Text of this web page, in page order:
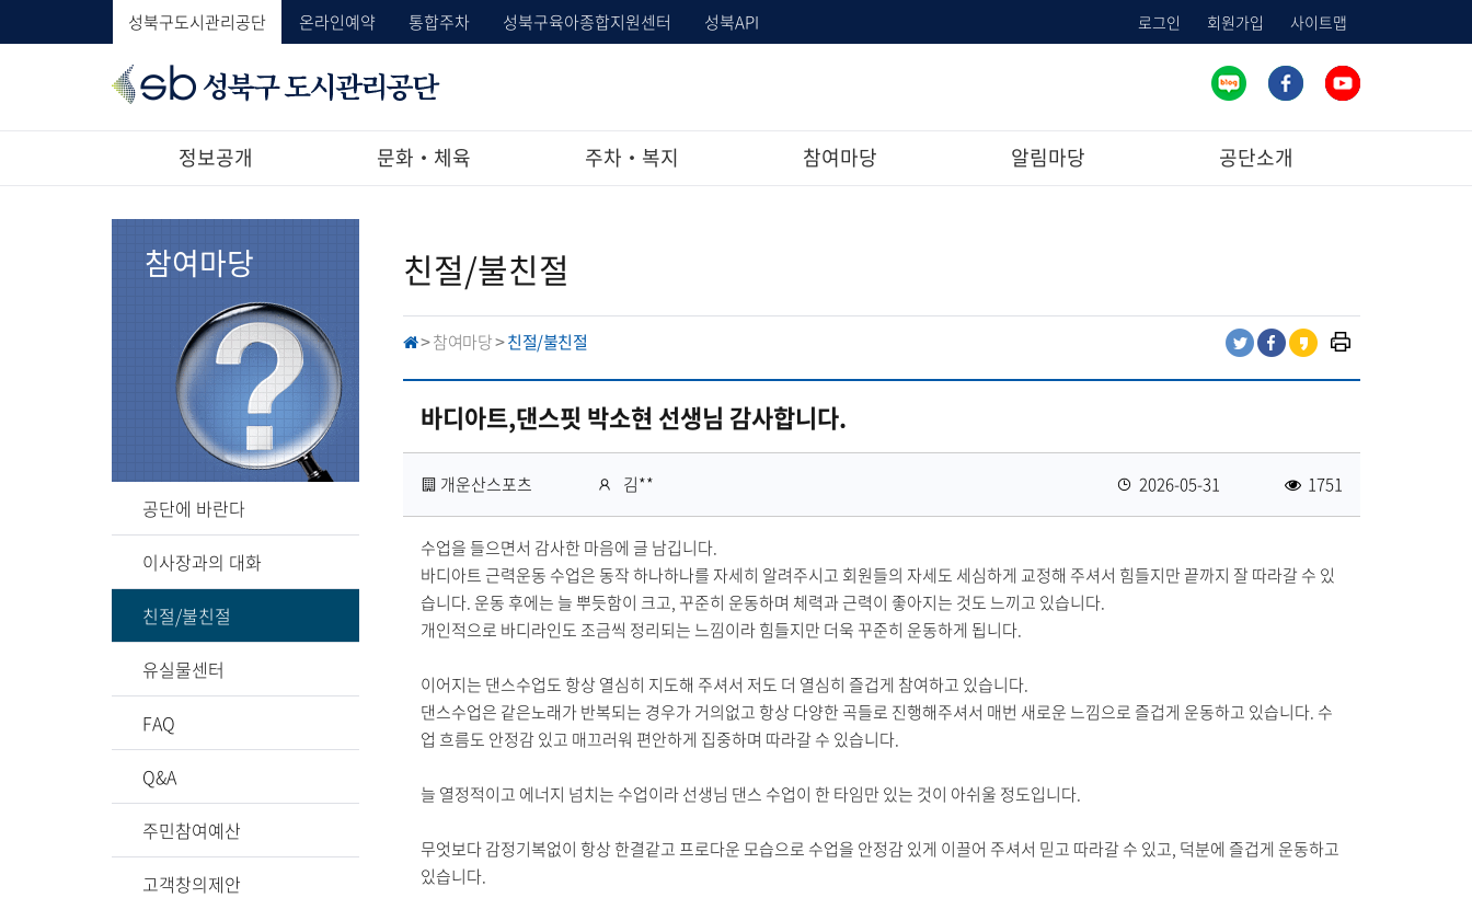
성북구도시관리공단 온라인예약 통합주차 성북구육아종합지원센터 성북API 로그인 회원가입 사이트맵
북
리
정보공개 문화‧체육 주차‧복지 참여마당 알림마당 공단소개
참여마당
공단에 바란다
이사장과의 대화
친절/불친절
유실물센터
FAQ
Q&A
주민참여예산
고객창의제안
친절/불친절
H >참여마당>친절/불친절
트
유
페
공
카
토
리
프
린
트
바디아트,댄스핏 박소현 선생님 감사합니다.
사
업
장
명
개운산스포츠
성
자
김**
록
2026-05-31
조
수
1751
수업을 들으면서 감사한 마음에 글 남깁니다.
바디아트 근력운동 수업은 동작 하나하나를 자세히 알려주시고 회원들의 자세도 세심하게 교정해 주셔서 힘들지만 끝까지 잘 따라갈 수 있
습니다. 운동 후에는 늘 뿌듯함이 크고, 꾸준히 운동하며 체력과 근력이 좋아지는 것도 느끼고 있습니다.
개인적으로 바디라인도 조금씩 정리되는 느낌이라 힘들지만 더욱 꾸준히 운동하게 됩니다.
이어지는 댄스수업도 항상 열심히 지도해 주셔서 저도 더 열심히 즐겁게 참여하고 있습니다.
댄스수업은 같은노래가 반복되는 경우가 거의없고 항상 다양한 곡들로 진행해주셔서 매번 새로운 느낌으로 즐겁게 운동하고 있습니다. 수
업 흐름도 안정감 있고 매끄러워 편안하게 집중하며 따라갈 수 있습니다.
늘 열정적이고 에너지 넘치는 수업이라 선생님 댄스 수업이 한 타임만 있는 것이 아쉬울 정도입니다.
무엇보다 감정기복없이 항상 한결같고 프로다운 모습으로 수업을 안정감 있게 이끌어 주셔서 믿고 따라갈 수 있고, 덕분에 즐겁게 운동하고
있습니다.